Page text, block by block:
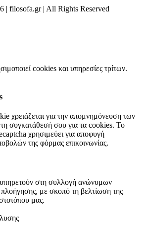
| filosofa.gr | All Rights Reserved
cookies και υπηρεσίες τρίτων.
χρειάζεται για την απομνημόνευση των
συγκατάθεσή σου για τα cookies. Το
χρησιμεύει για αποφυγή
της φόρμας επικοινωνίας.
στη συλλογή ανώνυμων
πλοήγησης, με σκοπό τη βελτίωση της
μας.